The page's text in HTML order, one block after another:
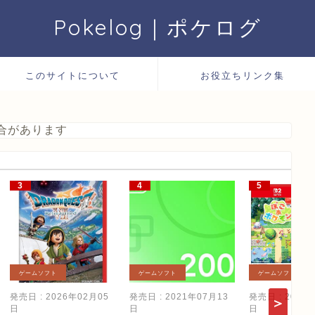
Pokelog｜ポケログ
このサイトについて お役立ちリンク集
があります
ゲームソフト
発売日 : 2026年02月05
日
ゲームソフト
発売日 : 2021年07月13
日
ゲームソフト
発売日 : 2026
日